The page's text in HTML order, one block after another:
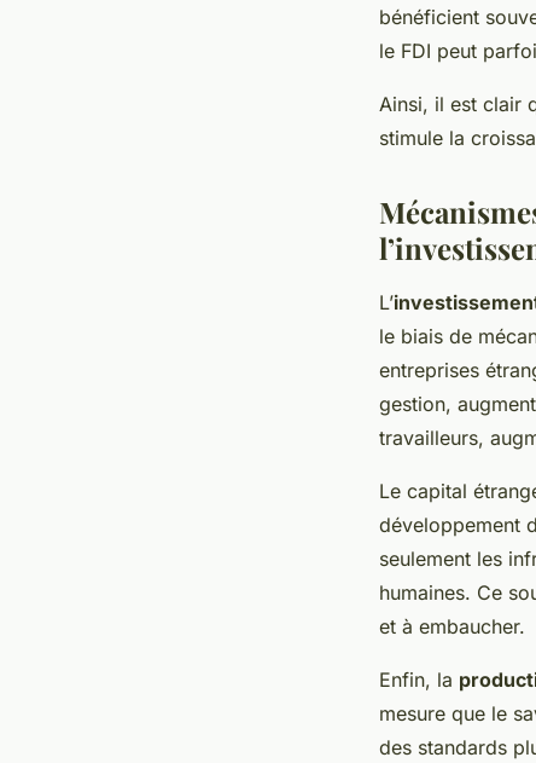
bénéficient
le FDI peut
Ainsi, il est clair
stimule la
L’
le biais de
entreprises
gestion,
travailleurs,
Le capital
développement
seulement les
humaines. Ce
et à embaucher.
Enfin, la
mesure que le
des standards